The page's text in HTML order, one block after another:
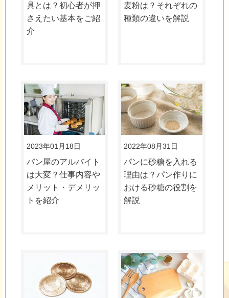
具とは？初心者が押
さえたい基本をご紹
介
麦粉は？それぞれの
種類の違いを解説
2023年01月18日
パン屋のアルバイト
は大変？仕事内容や
メリット・デメリッ
トを紹介
2022年08月31日
パンに砂糖を入れる
理由は？パン作りに
おける砂糖の役割を
解説